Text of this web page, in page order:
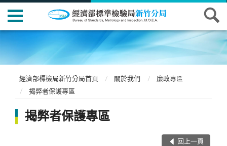
經濟部標檢局新竹分局首頁 關於我們
廉政專區
揭弊者保護專區
揭弊者保護專區
回上一頁